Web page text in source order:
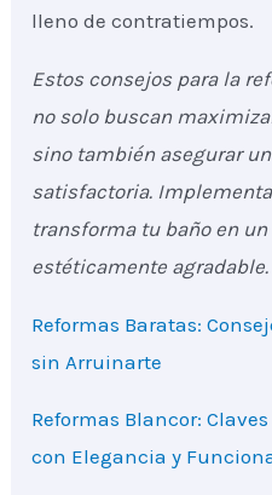
lleno de contratiempos.
Estos consejos para la
no solo buscan
sino también asegurar
satisfactoria.
transforma tu baño en
estéticamente agradable.
Reformas Baratas:
sin Arruinarte
Reformas Blancor:
con Elegancia y